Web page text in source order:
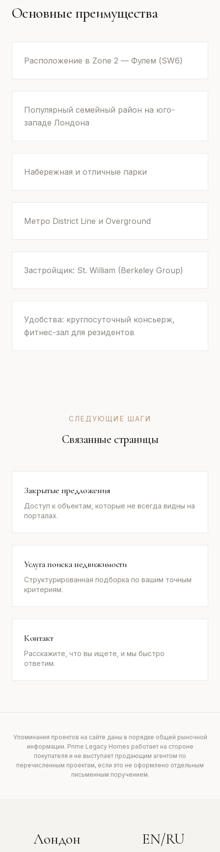
Основные преимущества
Расположение в Zone 2 — Фулем (SW6)
Популярный семейный район на юго-
западе Лондона
Набережная и отличные парки
Метро District Line и Overground
Застройщик: St. William (Berkeley Group)
Удобства: круглосуточный консьерж,
фитнес-зал для резидентов
СЛЕДУЮЩИЕ ШАГИ
Связанные страницы
Закрытые предложения
Доступ к объектам, которые не всегда видны на
порталах.
Услуга поиска недвижимости
Структурированная подборка по вашим точным
критериям.
Контакт
Расскажите, что вы ищете, и мы быстро
ответим.
Упоминания проектов на сайте даны в порядке общей рыночной
информации. Prime Legacy Homes работает на стороне
покупателя и не выступает продающим агентом по
перечисленным проектам, если это не оформлено отдельным
письменным поручением.
Лондон EN/RU